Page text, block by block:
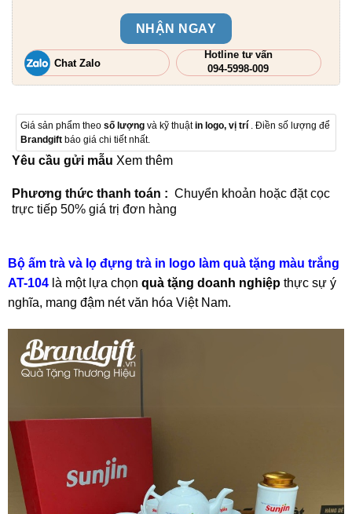
NHẬN NGAY
Chat Zalo
Hotline tư vấn
094-5998-009
Giá sản phẩm theo số lượng và kỹ thuậtin logo, vị trí . Điền số lượng để
Brandgift báo giá chi tiết nhất.
Yêu cầu gửi mẫu Xem thêm
Phương thức thanh toán : Chuyển khoản hoặc đặt cọc
trực tiếp 50% giá trị đơn hàng
Bộ ấm trà và lọ đựng trà in logo làm quà tặng màu trắng
AT-104 là một lựa chọn quà tặng doanh nghiệpthực sự ý
nghĩa, mang đậm nét văn hóa Việt Nam.